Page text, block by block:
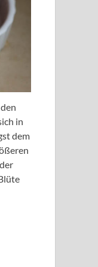
in
dem